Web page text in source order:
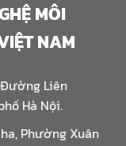
MÔI
NAM
Liên
Hà Nội.
Phường Xuân